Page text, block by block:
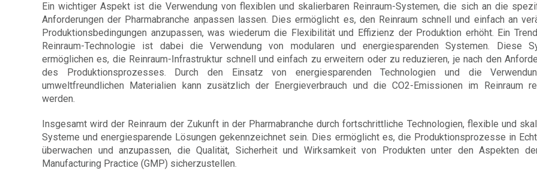
Ein wichtiger Aspekt ist die Verwendung von flexiblen und skalierbaren Reinraum-Systemen, die sich an die
Anforderungen der Pharmabranche anpassen lassen. Dies ermöglicht es, den Reinraum schnell und einfach an
Produktionsbedingungen anzupassen, was wiederum die Flexibilität und Effizienz der Produktion erhöht. Ein
Reinraum-Technologie ist dabei die Verwendung von modularen und energiesparenden Systemen. Diese
ermöglichen es, die Reinraum-Infrastruktur schnell und einfach zu erweitern oder zu reduzieren, je nach den
des Produktionsprozesses. Durch den Einsatz von energiesparenden Technologien und die
umweltfreundlichen Materialien kann zusätzlich der Energieverbrauch und die CO2-Emissionen im Reinraum
werden.
Insgesamt wird der Reinraum der Zukunft in der Pharmabranche durch fortschrittliche Technologien, flexible und
Systeme und energiesparende Lösungen gekennzeichnet sein. Dies ermöglicht es, die Produktionsprozesse in
überwachen und anzupassen, die Qualität, Sicherheit und Wirksamkeit von Produkten unter den Aspekten
Manufacturing Practice (GMP) sicherzustellen.